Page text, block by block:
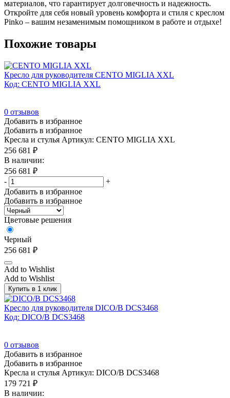
материалов, что гарантирует долговечность и надежность.
Откройте для себя новый уровень комфорта и стиля с креслом
Pinko – вашим незаменимым помощником в работе и отдыхе!
Похожие товары
Кресло для руководителя CENTO MIGLIA XXL
Код: CENTO MIGLIA XXL
0 отзывов
Добавить в избранное
Добавить в избранное
Кресла и стулья Артикул: CENTO MIGLIA XXL
256 681 ₽
В наличии:
256 681 ₽
-
+
Добавить в избранное
Добавить в избранное
Цветовые решения
Черный
256 681 ₽
Add to Wishlist
Add to Wishlist
Купить в 1 клик
Кресло для руководителя DICO/B DCS3468
Код: DICO/B DCS3468
0 отзывов
Добавить в избранное
Добавить в избранное
Кресла и стулья Артикул: DICO/B DCS3468
179 721 ₽
В наличии: